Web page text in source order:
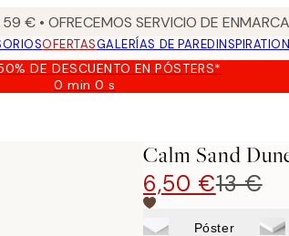
€ • OFRECEMOS SERVICIO DE
OFERTASGALERÍAS DE PARED
DE DESCUENTO EN PÓSTERS*
0 min0 s
Válido
Calm Sand
6,50 €13 €
Póster